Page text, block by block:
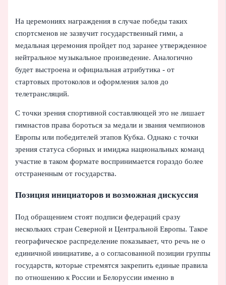
На церемониях награждения в случае победы таких
спортсменов не зазвучит государственный гимн, а
медальная церемония пройдет под заранее утвержденное
нейтральное музыкальное произведение. Аналогично
будет выстроена и официальная атрибутика - от
стартовых протоколов и оформления залов до
телетрансляций.
С точки зрения спортивной составляющей это не лишает
гимнастов права бороться за медали и звания чемпионов
Европы или победителей этапов Кубка. Однако с точки
зрения статуса сборных и имиджа национальных команд
участие в таком формате воспринимается гораздо более
отстраненным от государства.
Позиция инициаторов и возможная дискуссия
Под обращением стоят подписи федераций сразу
нескольких стран Северной и Центральной Европы. Такое
географическое распределение показывает, что речь не о
единичной инициативе, а о согласованной позиции группы
государств, которые стремятся закрепить единые правила
по отношению к России и Белоруссии именно в